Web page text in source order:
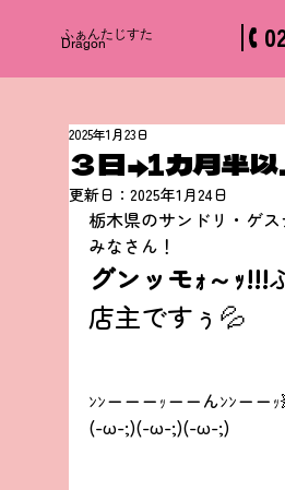
​ふぁんたじすた
Dragon
３日→1カ月半
2025年1月23日
更新日： 2025年1月24日
栃木県のサンドリ・ゲ
みなさん！
グンッモｫ～ｯ!!!
店主ですぅ💦
ﾝﾝーーーｯーーんﾝﾝーーｯ
(-ω-;)(-ω-;)(-ω-;)